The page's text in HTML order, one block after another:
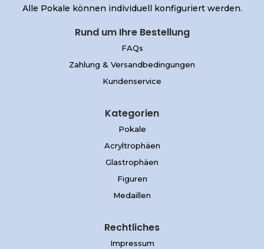
Alle Pokale können individuell konfiguriert werden.
Rund um Ihre Bestellung
FAQs
Zahlung & Versandbedingungen
Kundenservice
Kategorien
Pokale
Acryltrophäen
Glastrophäen
Figuren
Medaillen
Rechtliches
Impressum